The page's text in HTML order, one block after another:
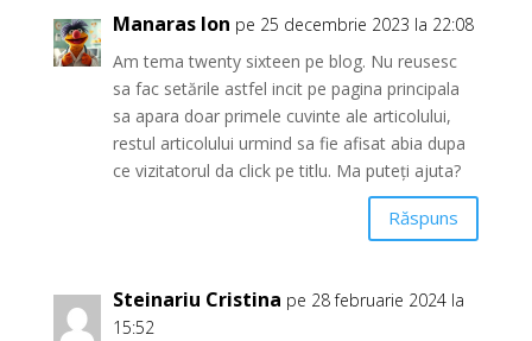
Manaras Ion pe 25 decembrie 2023 la 22:08
Am tema twenty sixteen pe blog. Nu reusesc
sa fac setările astfel incit pe pagina principala
sa apara doar primele cuvinte ale articolului,
restul articolului urmind sa fie afisat abia dupa
ce vizitatorul da click pe titlu. Ma puteți ajuta?
Răspuns
Steinariu Cristina pe 28 februarie 2024 la
15:52